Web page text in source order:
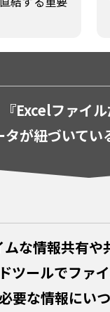
『Excelファイル
タが紐づいてい
ムな情報共有や
ツールでファ
要な情報にい